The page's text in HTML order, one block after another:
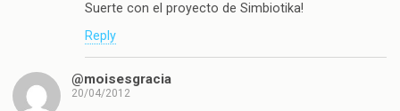
Suerte con el proyecto de Simbiotika!
Reply
@moisesgracia
20/04/2012